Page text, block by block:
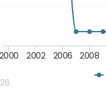
2000 2002 2006 2008